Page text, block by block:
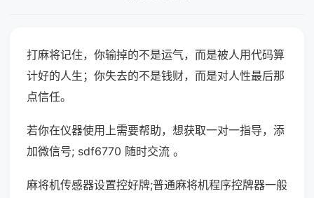
打麻将记住，你输掉的不是运气，而是被人用代码算
计好的人生；你失去的不是钱财，而是对人性最后那
点信任。
若你在仪器使用上需要帮助，想获取一对一指导，添
加微信号; sdf6770 随时交流 。
麻将机传感器设置控好牌;普通麻将机程序控牌器一般